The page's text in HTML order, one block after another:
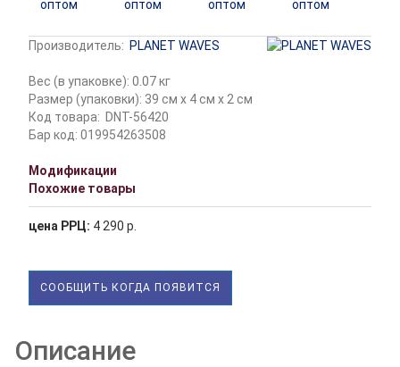
Производитель: PLANET WAVES
Вес (в упаковке): 0.07 кг
Размер (упаковки): 39 см x 4 см x 2 см
Код товара: DNT-56420
Бар код: 019954263508
Модификации
Похожие товары
цена РРЦ: 4 290 р.
СООБЩИТЬ КОГДА ПОЯВИТСЯ
Описание